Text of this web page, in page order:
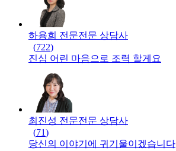
하용희 전문전문 상담사
(722)
진심 어린 마음으로 조력 할게요
최진성 전문전문 상담사
(71)
당신의 이야기에 귀기울이겠습니다